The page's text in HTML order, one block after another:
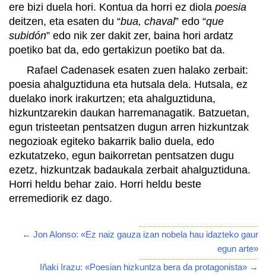
ere bizi duela hori. Kontua da horri ez diola poesia
deitzen, eta esaten du “bua, chaval” edo “que
subidón” edo nik zer dakit zer, baina hori ardatz
poetiko bat da, edo gertakizun poetiko bat da.
Rafael Cadenasek esaten zuen halako zerbait:
poesia ahalguztiduna eta hutsala dela. Hutsala, ez
duelako inork irakurtzen; eta ahalguztiduna,
hizkuntzarekin daukan harremanagatik. Batzuetan,
egun tristeetan pentsatzen dugun arren hizkuntzak
negozioak egiteko bakarrik balio duela, edo
ezkutatzeko, egun baikorretan pentsatzen dugu
ezetz, hizkuntzak badaukala zerbait ahalguztiduna.
Horri heldu behar zaio. Horri heldu beste
erremediorik ez dago.
← Jon Alonso: «Ez naiz gauza izan nobela hau idazteko gaur
egun arte»
Iñaki Irazu: «Poesian hizkuntza bera da protagonista» →